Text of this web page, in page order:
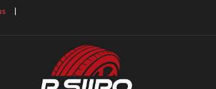
​ |